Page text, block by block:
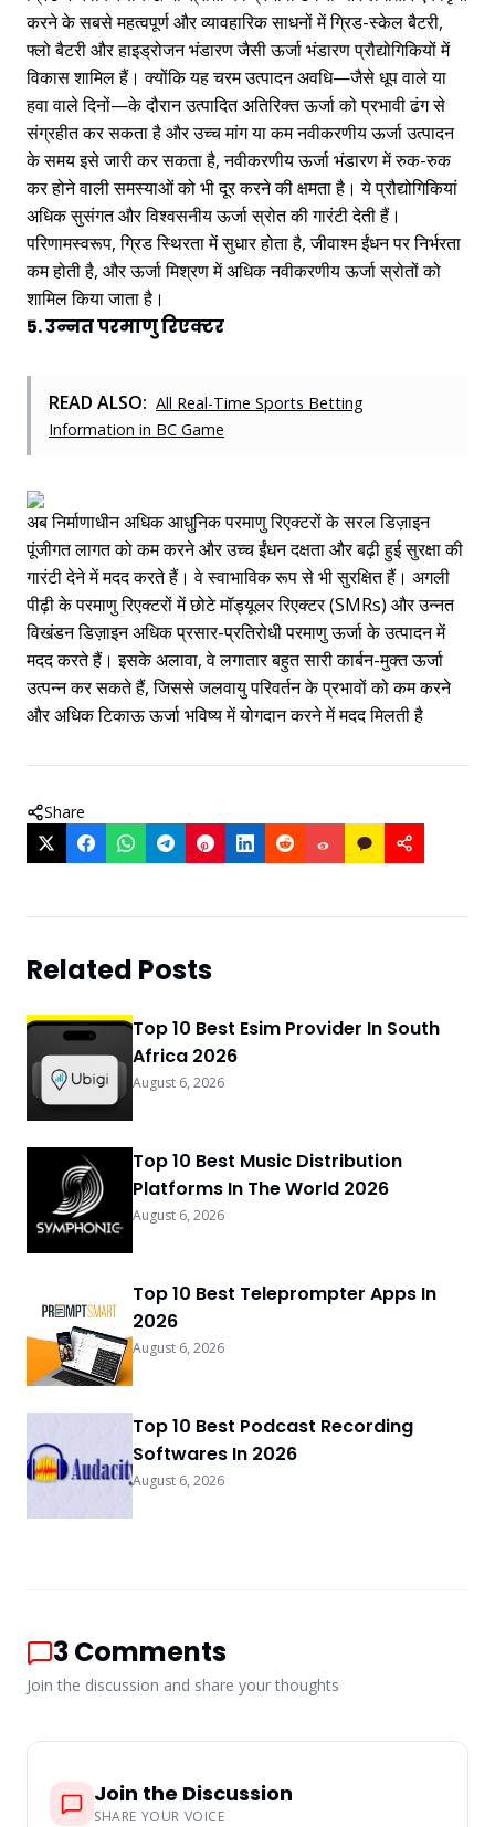
करने के सबसे महत्वपूर्ण और व्यावहारिक साधनों में ग्रिड-स्केल बैटरी,
फ्लो बैटरी और हाइड्रोजन भंडारण जैसी ऊर्जा भंडारण प्रौद्योगिकियों में
विकास शामिल हैं। क्योंकि यह चरम उत्पादन अवधि—जैसे धूप वाले या
हवा वाले दिनों—के दौरान उत्पादित अतिरिक्त ऊर्जा को प्रभावी ढंग से
संग्रहीत कर सकता है और उच्च मांग या कम नवीकरणीय ऊर्जा उत्पादन
के समय इसे जारी कर सकता है, नवीकरणीय ऊर्जा भंडारण में रुक-रुक
कर होने वाली समस्याओं को भी दूर करने की क्षमता है। ये प्रौद्योगिकियां
अधिक सुसंगत और विश्वसनीय ऊर्जा स्रोत की गारंटी देती हैं।
परिणामस्वरूप, ग्रिड स्थिरता में सुधार होता है, जीवाश्म ईंधन पर निर्भरता
कम होती है, और ऊर्जा मिश्रण में अधिक नवीकरणीय ऊर्जा स्रोतों को
शामिल किया जाता है।
5. उन्नत परमाणु रिएक्टर
READ ALSO: All Real-Time Sports Betting
Information in BC Game
अब निर्माणाधीन अधिक आधुनिक परमाणु रिएक्टरों के सरल डिज़ाइन
पूंजीगत लागत को कम करने और उच्च ईंधन दक्षता और बढ़ी हुई सुरक्षा की
गारंटी देने में मदद करते हैं। वे स्वाभाविक रूप से भी सुरक्षित हैं। अगली
पीढ़ी के परमाणु रिएक्टरों में छोटे मॉड्यूलर रिएक्टर (SMRs) और उन्नत
विखंडन डिज़ाइन अधिक प्रसार-प्रतिरोधी परमाणु ऊर्जा के उत्पादन में
मदद करते हैं। इसके अलावा, वे लगातार बहुत सारी कार्बन-मुक्त ऊर्जा
उत्पन्न कर सकते हैं, जिससे जलवायु परिवर्तन के प्रभावों को कम करने
और अधिक टिकाऊ ऊर्जा भविष्य में योगदान करने में मदद मिलती है
Share
Related Posts
Top 10 Best Esim Provider In South
Africa 2026
August 6, 2026
Top 10 Best Music Distribution
Platforms In The World 2026
August 6, 2026
Top 10 Best Teleprompter Apps In
2026
August 6, 2026
Top 10 Best Podcast Recording
Softwares In 2026
August 6, 2026
3Comments
Join the discussion and share your thoughts
Join the Discussion
SHARE YOUR VOICE